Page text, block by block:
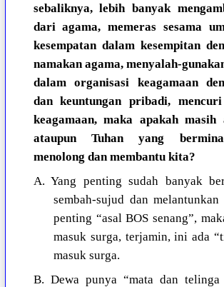
sebaliknya, lebih banyak
dari agama, memeras sesama
kesempatan dalam kesempitan
namakan agama, menyalah-
dalam organisasi keagamaan
dan keuntungan pribadi,
keagamaan, maka apakah masih
ataupun Tuhan yang
menolong dan membantu kita?
A. Yang penting sudah banyak
sembah-sujud dan
penting “asal BOS senang”,
masuk surga, terjamin, ini ada
masuk surga.
B. Dewa punya “mata dan telinga